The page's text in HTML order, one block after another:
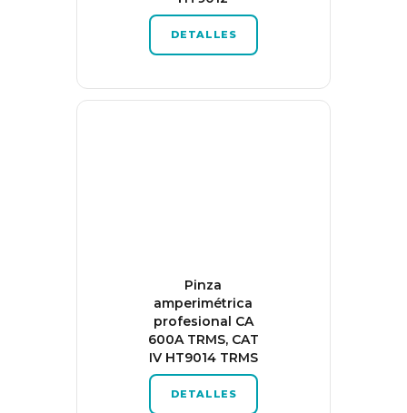
DETALLES
Pinza
amperimétrica
profesional CA
600A TRMS, CAT
IV HT9014 TRMS
DETALLES